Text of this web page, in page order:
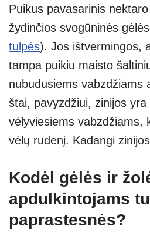
Puikus pavasarinis
žydinčios svogūninės
tulpės). Jos ištvermingos,
tampa puikiu maisto
nubudusiems vabzdžiams
štai, pavyzdžiui, zinijos yra
vėlyviesiems vabzdžiams,
vėlų rudenį. Kadangi
Kodėl gėlės ir
apdulkintojams
paprastesnės?